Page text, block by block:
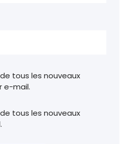
tous les nouveaux
e-mail.
tous les nouveaux